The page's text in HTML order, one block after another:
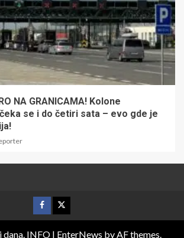
NA GRANICAMA! Kolone
se i do četiri sata – evo gde je
dana. INFO | EnterNews by AF themes.